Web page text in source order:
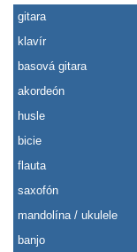
gitara
klavír
basová gitara
akordeón
husle
bicie
flauta
saxofón
mandolína / ukulele
banjo